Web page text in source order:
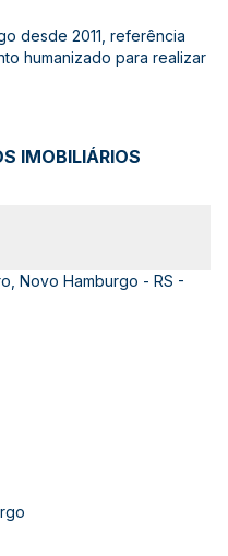
desde 2011, referência
humanizado para realizar
IMOBILIÁRIOS
Novo Hamburgo - RS -